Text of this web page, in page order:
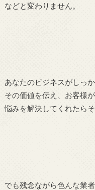
などと変わりません。
あなたのビジネスがしっ
その価値を伝え、お客様
悩みを解決してくれたら
でも残念ながら色んな業